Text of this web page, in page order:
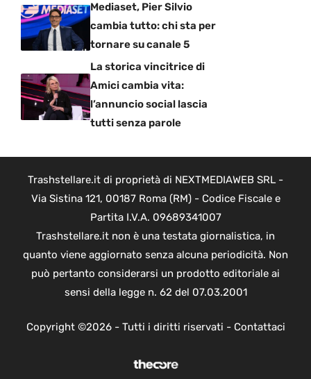
Mediaset, Pier Silvio
cambia tutto: chi sta per
tornare su canale 5
La storica vincitrice di
Amici cambia vita:
l’annuncio social lascia
tutti senza parole
Trashstellare.it di proprietà di NEXTMEDIAWEB SRL -
Via Sistina 121, 00187 Roma (RM) - Codice Fiscale e
Partita I.V.A. 09689341007
Trashstellare.it non è una testata giornalistica, in
quanto viene aggiornato senza alcuna periodicità. Non
può pertanto considerarsi un prodotto editoriale ai
sensi della legge n. 62 del 07.03.2001
Copyright ©2026 - Tutti i diritti riservati - Contattaci